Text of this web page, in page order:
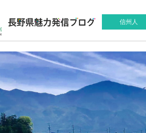
信州人